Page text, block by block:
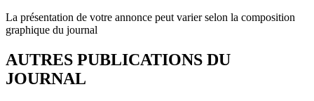
La présentation de votre annonce peut varier selon la composition
graphique du journal
AUTRES PUBLICATIONS DU
JOURNAL